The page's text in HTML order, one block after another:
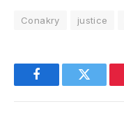
Conakry justice
FacebookTwitter